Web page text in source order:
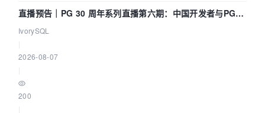
直播预告｜PG 30 周年系列直播第六期：中国开发者与PG内
核——我们改得动吗？我们贡献了什么？
IvorySQL
2026-08-07
200